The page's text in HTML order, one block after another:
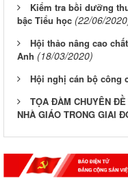
Kiểm tra bồi dưỡng
bậc Tiểu học (22/06/
Hội thảo nâng cao
Anh (18/03/2020)
Hội nghị cán bộ công
TỌA ĐÀM CHUYÊN ĐỀ
NHÀ GIÁO TRONG GIAI